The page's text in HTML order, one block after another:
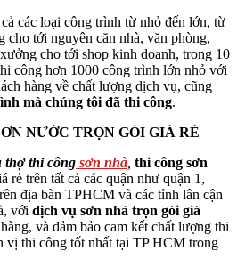
các loại công trình từ nhỏ đến lớn, từ
cho tới nguyên căn nhà, văn phòng,
cho tới shop kinh doanh, trong 10
công hơn 1000 công trình lớn nhỏ với
hàng về chất lượng dịch vụ, cũng
mà chúng tôi đã thi công.
NƯỚC TRỌN GÓI GIÁ RẺ
thợ thi công sơn nhà thi công sơn
rẻ trên tất cả các quận như quận 1,
địa bàn TPHCM và các tỉnh lân cận
với dịch vụ sơn nhà trọn gói giá
và đảm bảo cam kết chất lượng thi
vị thi công tốt nhất tại TP HCM trong